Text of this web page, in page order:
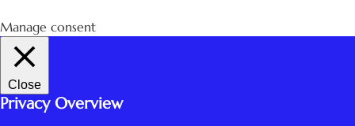
Manage consent
Close
Privacy Overview